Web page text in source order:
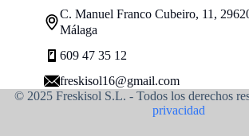
C. Manuel Franco Cubeiro, 11,
Málaga
609 47 35 12
freskisol16@gmail.com
© 2025 Freskisol S.L. - Todos los derechos
privacidad